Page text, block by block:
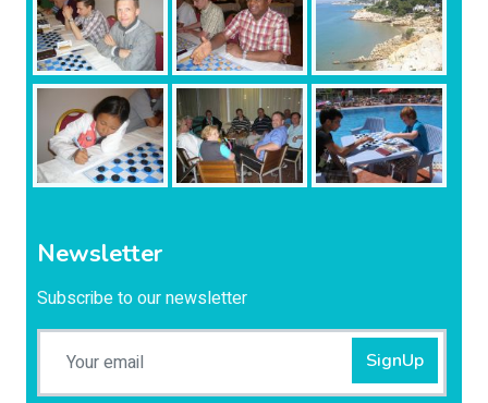
Newsletter
Subscribe to our newsletter
SignUp